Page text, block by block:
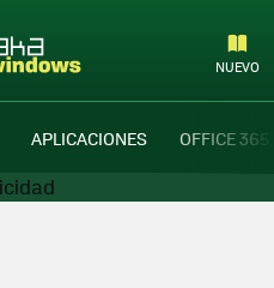
NUEVO
APLICACIONES OFFICE 365